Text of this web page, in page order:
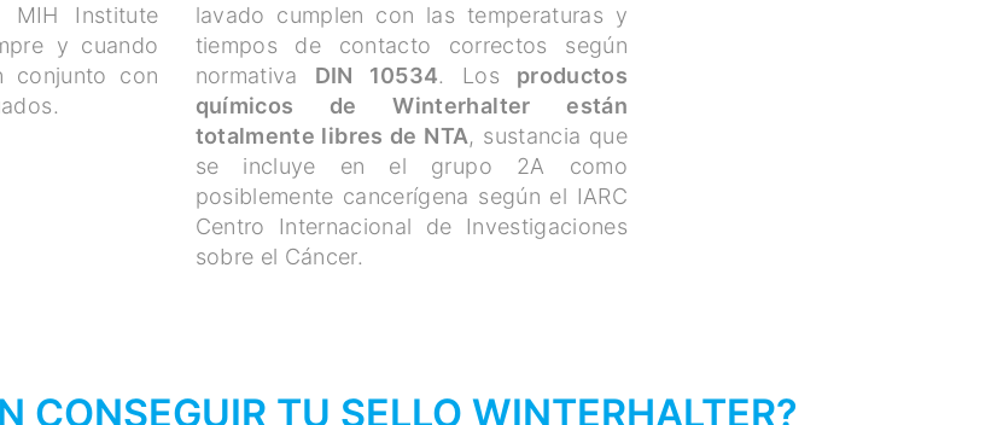
MIH Institute
y cuando
conjunto con
lavado cumplen con las temperaturas y
tiempos de contacto correctos según
normativa DIN 10534. Los productos
químicos de Winterhalter están
totalmente libres de NTA, sustancia que
se incluye en el grupo 2A como
posiblemente cancerígena según el IARC
Centro Internacional de Investigaciones
sobre el Cáncer.
CONSEGUIR TU SELLO WINTERHALTER?